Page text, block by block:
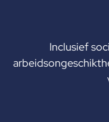
Inclusief